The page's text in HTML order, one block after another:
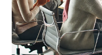
aandeel met hoge
nulmeting. Belang van
werkstress is motivatie
vijf jongeren ervaart